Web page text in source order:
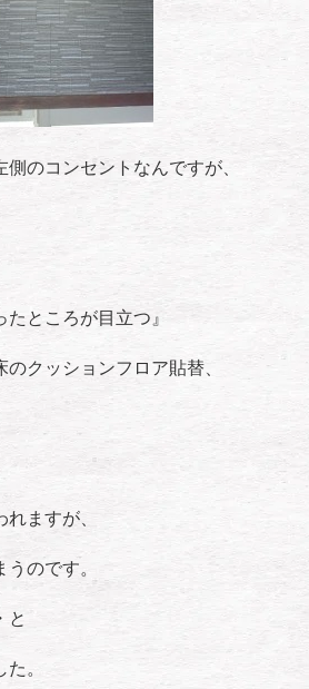
のコンセントなんですが、
ところが目立つ』
クッションフロア貼替、
ますが、
のです。
と
。